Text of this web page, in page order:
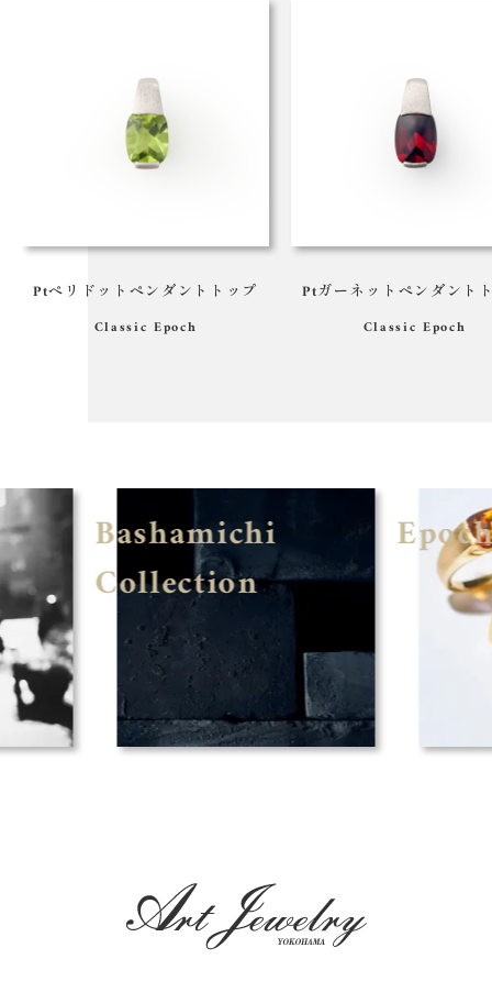
Ptペリドットペンダントトップ
Classic Epoch
Ptガーネットペンダント
Classic Epoch
Bashamichi
Collection